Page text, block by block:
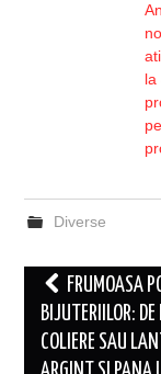
la
Diverse
Post
navigation
FRUMOASA
BIJUTERIILOR: DE
COLIERE SAU